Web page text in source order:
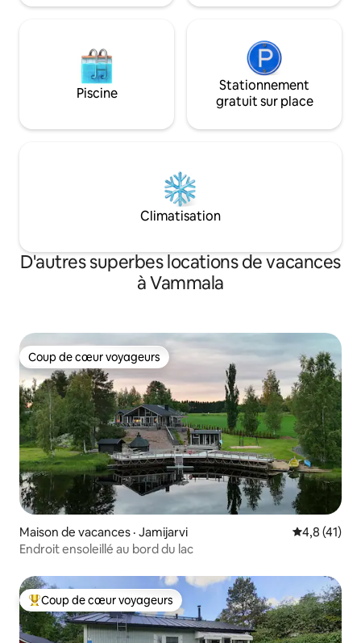
(y compris la
Piscine
Stationnement
gratuit sur place
Climatisation
D'autres superbes locations de vacances
à Vammala
Coup de cœur voyageurs
Coup de cœur voyageurs
Maison de vacances · Jamijarvi Note
4,8 (41)
Endroit ensoleillé au bord du lac
Coup de cœur voyageurs parmi les plus aimés
Coup de cœur voyageurs